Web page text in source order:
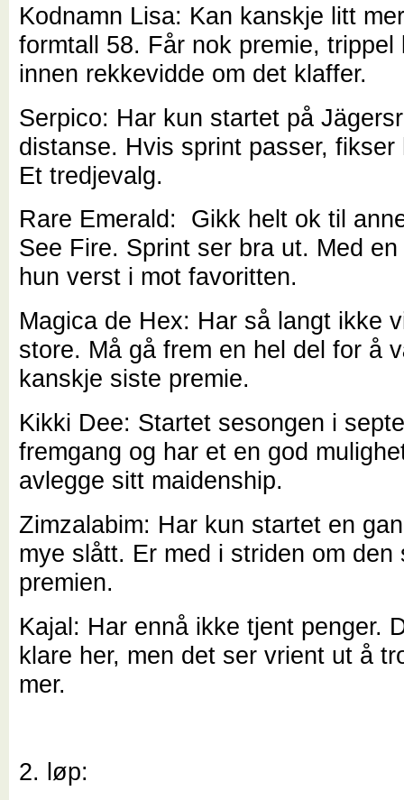
Kodnamn Lisa: Kan kanskje litt
formtall 58. Får nok premie,
innen rekkevidde om det klaffer.
Serpico: Har kun startet på
distanse. Hvis sprint passer, fikser
Et tredjevalg.
Rare Emerald: Gikk helt ok til
See Fire. Sprint ser bra ut. Med
hun verst i mot favoritten.
Magica de Hex: Har så langt ikke
store. Må gå frem en hel del for å
kanskje siste premie.
Kikki Dee: Startet sesongen i
fremgang og har et en god
avlegge sitt maidenship.
Zimzalabim: Har kun startet en
mye slått. Er med i striden om den
premien.
Kajal: Har ennå ikke tjent penger.
klare her, men det ser vrient ut å
mer.
2. løp: